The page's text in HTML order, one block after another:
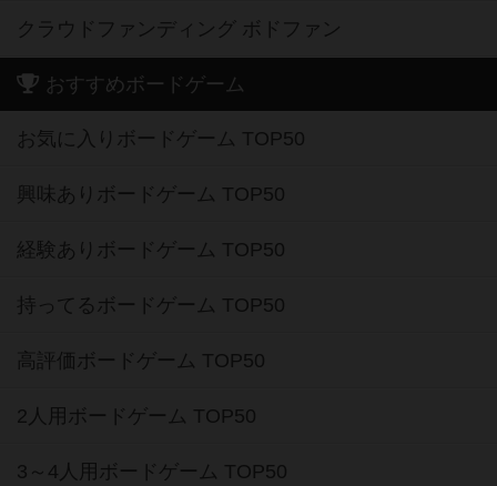
クラウドファンディング ボドファン
おすすめボードゲーム
お気に入りボードゲーム TOP50
興味ありボードゲーム TOP50
経験ありボードゲーム TOP50
持ってるボードゲーム TOP50
高評価ボードゲーム TOP50
2人用ボードゲーム TOP50
3～4人用ボードゲーム TOP50